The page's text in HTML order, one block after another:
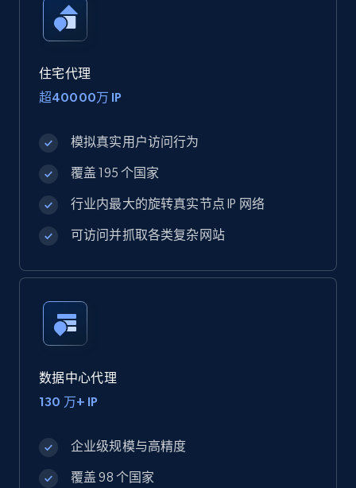
住宅代理
超40000万 IP
模拟真实用户访问行为
覆盖 195 个国家
行业内最大的旋转真实节点 IP 网络
可访问并抓取各类复杂网站
数据中心代理
130 万+ IP
企业级规模与高精度
覆盖 98 个国家